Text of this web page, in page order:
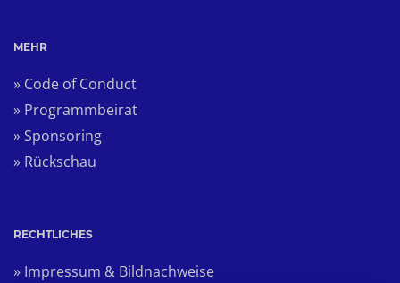
MEHR
» Code of Conduct
» Programmbeirat
» Sponsoring
» Rückschau
RECHTLICHES
» Impressum & Bildnachweise